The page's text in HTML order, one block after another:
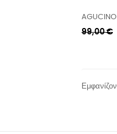
Κανονική
99,00 €